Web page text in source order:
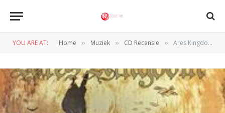
YOU ARE AT: Home » Muziek » CD Recensie » Ares Kingdom – Incendiary